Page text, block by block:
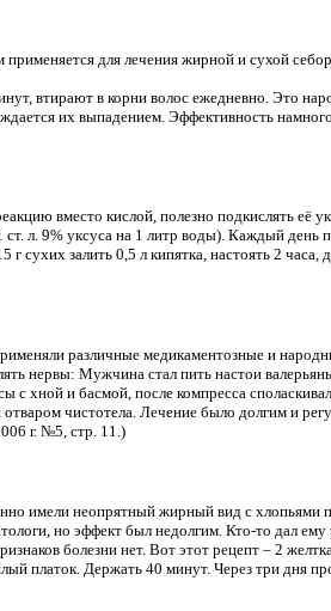
для лечения жирной и сухой
втирают в корни волос ежедневно. Это
их выпадением. Эффективность
вместо кислой, полезно подкислять её
л. 9% уксуса на 1 литр воды). Каждый день
сухих залить 0,5 л кипятка, настоять 2 часа,
различные медикаментозные и
нервы: Мужчина стал пить настои
с хной и басмой, после компресса
чистотела. Лечение было долгим и
г. №5, стр. 11.)
имели неопрятный жирный вид с хлопьями
но эффект был недолгим. Кто-то дал ему
болезни нет. Вот этот рецепт – 2
платок. Держать 40 минут. Через три дня